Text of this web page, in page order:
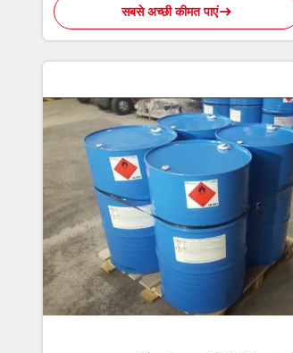
सबसे अच्छी कीमत पाएं